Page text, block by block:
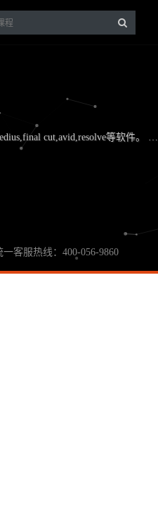
cut,avid,resolve等软件。 …
一客服热线：400-056-9860